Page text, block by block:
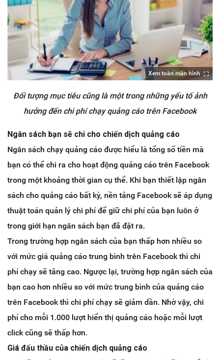
Xem toàn màn hình
Đối tượng mục tiêu cũng là một trong những yếu tố ảnh
hưởng đến chi phí chạy quảng cáo trên Facebook
Ngân sách bạn sẽ chi cho chiến dịch quảng cáo
Ngân sách chạy quảng cáo được hiểu là tổng số tiền mà
bạn có thể chi ra cho hoạt động quảng cáo trên Facebook
trong một khoảng thời gian cụ thể. Khi bạn thiết lập ngân
sách cho quảng cáo bất kỳ, nền tảng Facebook sẽ áp dụng
thuật toán quản lý chi phí để giữ chi phí của bạn luôn ở
trong giới hạn ngân sách bạn đã đặt ra.
Trong trường hợp ngân sách của bạn thấp hơn nhiều so
với mức giá quảng cáo trung bình trên Facebook thì chi
phí chạy sẽ tăng cao. Ngược lại, trường hợp ngân sách của
bạn cao hơn nhiều so với mức trung bình của quảng cáo
trên Facebook thì chi phí chạy sẽ giảm dần. Nhờ vậy, chi
phí cho mỗi 1.000 lượt hiển thị quảng cáo hoặc mỗi lượt
click cũng sẽ thấp hơn.
Giá đấu thầu của chiến dịch quảng cáo